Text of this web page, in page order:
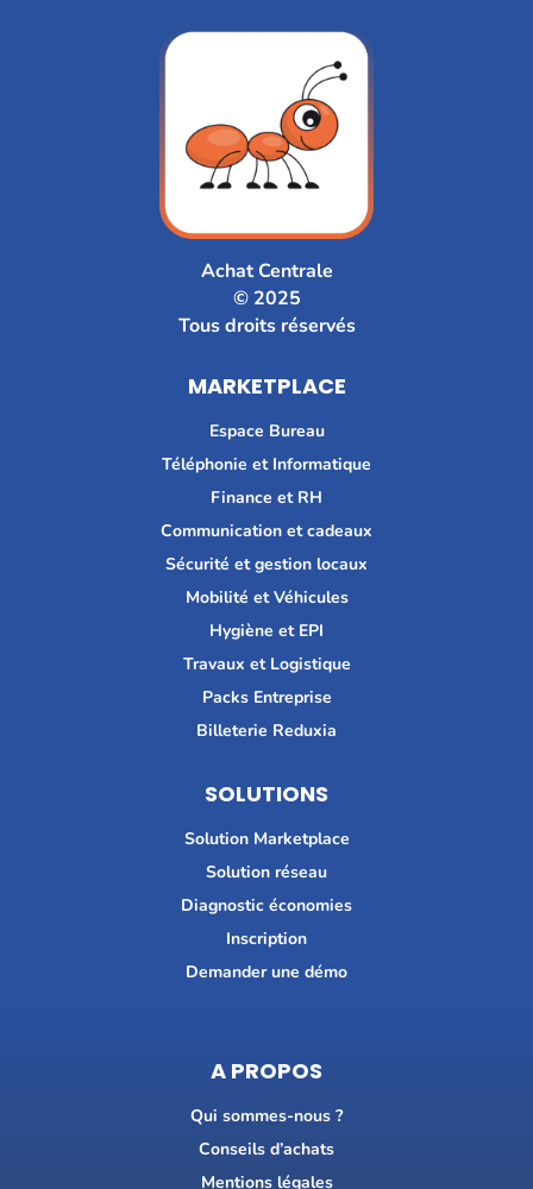
Achat Centrale
© 2025
Tous droits réservés
MARKETPLACE
Espace Bureau
Téléphonie et Informatique
Finance et RH
Communication et cadeaux
Sécurité et gestion locaux
Mobilité et Véhicules
Hygiène et EPI
Travaux et Logistique
Packs Entreprise
Billeterie Reduxia
SOLUTIONS
Solution Marketplace
Solution réseau
Diagnostic économies
Inscription
Demander une démo
A PROPOS
Qui sommes-nous ?
Conseils d’achats
Mentions légales